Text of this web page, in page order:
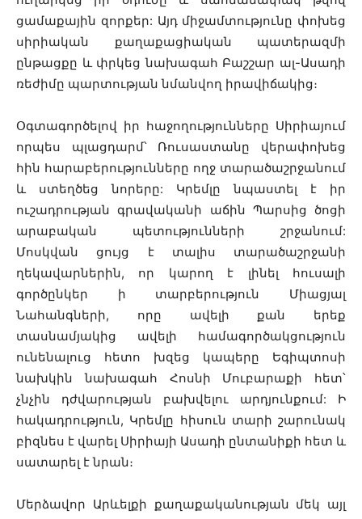
ցամաքային զորքեր: Այդ միջամտությունը փոխեց
սիրիական քաղաքացիական պատերազմի
ընթացքը և փրկեց նախագահ Բաշշար ալ-Ասադի
ռեժիմը պարտության նմանվող իրավիճակից։
Օգտագործելով իր հաջողությունները Սիրիայում
որպես պլացդարմ՝ Ռուսաստանը վերափոխեց
հին հարաբերությունները ողջ տարածաշրջանում
և ստեղծեց նորերը: Կրեմլը նպաստել է իր
ուշադրության գրավականի աճին Պարսից ծոցի
արաբական պետությունների շրջանում:
Մոսկվան ցույց է տալիս տարածաշրջանի
ղեկավարներին, որ կարող է լինել հուսալի
գործընկեր ի տարբերություն Միացյալ
Նահանգների, որը ավելի քան երեք
տասնամյակից ավելի համագործակցություն
ունենալուց հետո խզեց կապերը Եգիպտոսի
նախկին նախագահ Հոսնի Մուբարաքի հետ՝
չնչին դժվարության բախվելու արդյունքում: Ի
հակադրություն, Կրեմլը հիսուն տարի շարունակ
բիզնես է վարել Սիրիայի Ասադի ընտանիքի հետ և
սատարել է նրան։
Մերձավոր Արևելքի քաղաքականության մեկ այլ